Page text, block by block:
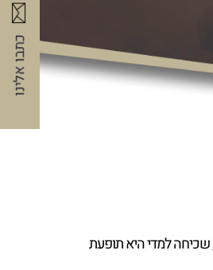
שכיחה למדי היא תופעת